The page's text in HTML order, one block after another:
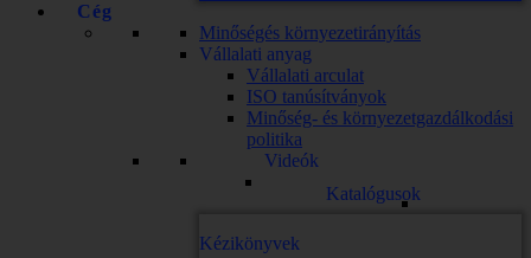
Cég
Minőségés környezetirányítás
Vállalati anyag
Vállalati arculat
ISO tanúsítványok
Minőség- és környezetgazdálkodási
politika
Videók
Katalógusok
Kézikönyvek